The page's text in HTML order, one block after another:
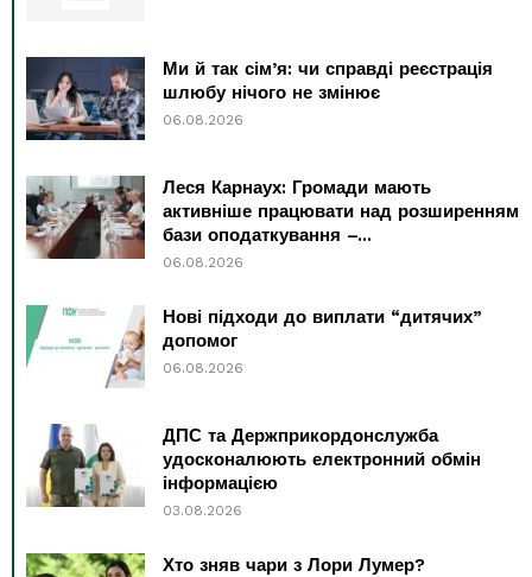
Ми й так сім’я: чи справді реєстрація
шлюбу нічого не змінює
06.08.2026
Леся Карнаух: Громади мають
активніше працювати над розширенням
бази оподаткування –...
06.08.2026
Нові підходи до виплати “дитячих”
допомог
06.08.2026
ДПС та Держприкордонслужба
удосконалюють електронний обмін
інформацією
03.08.2026
Хто зняв чари з Лори Лумер?